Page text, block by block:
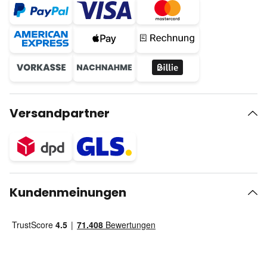
Versandpartner
Kundenmeinungen